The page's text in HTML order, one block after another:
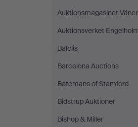
Auktionsmagasinet
Auktionsverket
Balclis
Barcelona Auctions
Batemans of Stamford
Bidstrup Auktioner
Bishop & Miller